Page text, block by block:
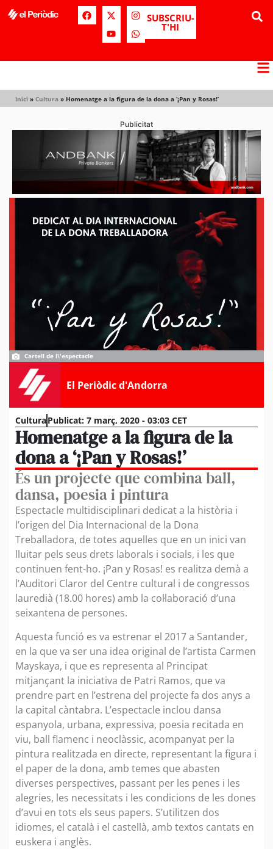
SUBSCRIU-
T'HI
Inici » Cultura » Homenatge a la figura de la dona a ‘¡Pan y Rosas!’
Publicitat
Cartell de l\'espectacle
El Periòdic d'Andorra
CulturaPublicat: 7 març, 2020 - 03:03 CET
Homenatge a la figura de la
dona a ‘¡Pan y Rosas!’
És un projecte que combina ball,
dansa, poesia i pintura
Espectacle multidisciplinari dedicat a la història i
l’origen del Dia Internacional de la Dona
Treballadora, de totes aquelles que en un inici van
lluitar pels seus drets laborals i socials, i les que
continuen fent-ho. ¡Pan y Rosas! es realitza demà a
l’Auditori Claror del Centre cultural i de congressos
lauredià (18.00 hores) amb la col·laboració d’una
seixantena de persones.
Aquesta funció es va estrenar el 2017 a Santander,
en la que va ser una idea original de l’artista Carmen
Mayskaya, i que es representa al Principat
mitjançant la iniciativa de Patri Ramos, que va
prendre part en l’estrena del projecte fa dos anys a
la capital càntabra. L’espectacle inclou dansa
espanyola, urbana, expressiva, poesia recitada en
viu, ball flamenc i neoclàssic, acompanyat per la
pintura realitzada en directe, representant la figura i
el paper de la dona, amb temes que abasten
diverses perspectives, passant per les penes i les
alegries, les necessitats i les condicions de les dones
d’avui en tots els seus papers. S’utilitzen dos
idiomes, el català i el castellà, amb textos cantats en
euskera i anglès.